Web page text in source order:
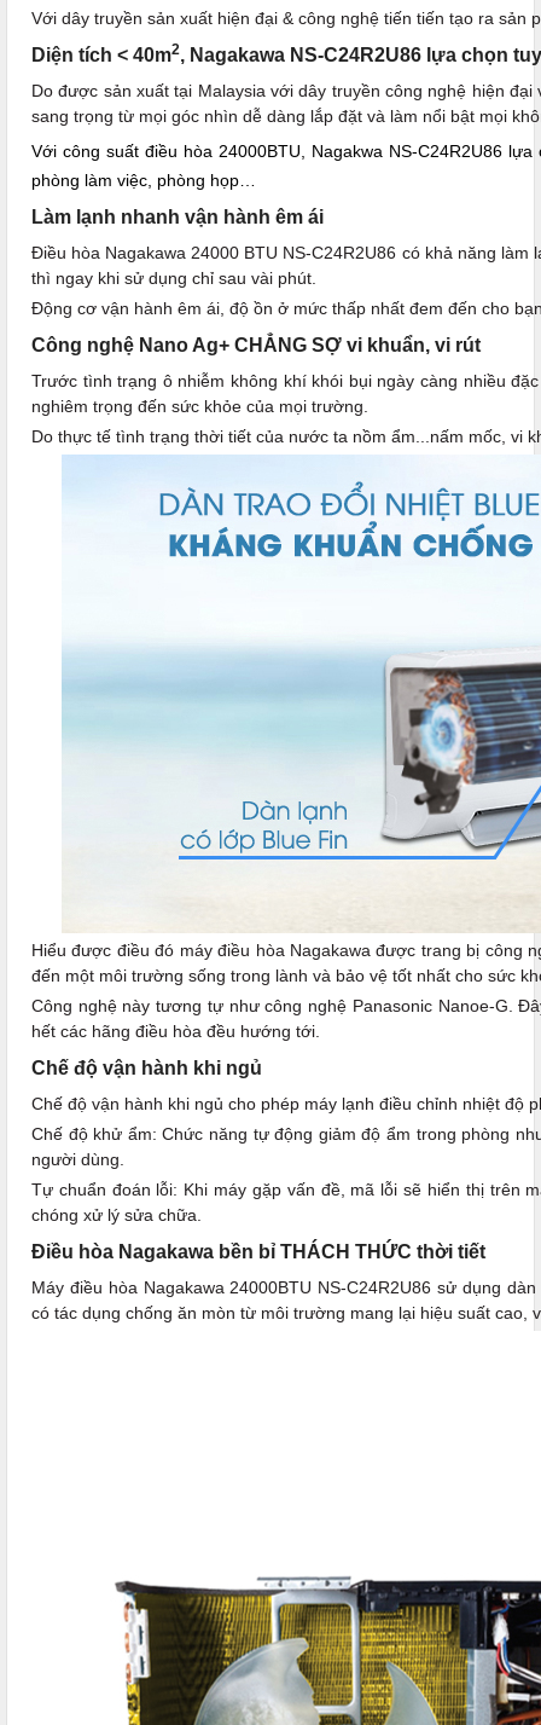
Với dây truyền sản xuất hiện đại & công nghệ tiến tiến tạo ra sản
Diện tích < 40m2, Nagakawa NS-C24R2U86 lựa chọn
Do được sản xuất tại Malaysia với dây truyền công nghệ hiện
sang trọng từ mọi góc nhìn dễ dàng lắp đặt và làm nổi bật mọi
Với công suất điều hòa 24000BTU, Nagakwa NS-C24R2U86
phòng làm việc, phòng họp…
Làm lạnh nhanh vận hành êm ái
Điều hòa Nagakawa 24000 BTU NS-C24R2U86 có khả năng
thì ngay khi sử dụng chỉ sau vài phút.
Động cơ vận hành êm ái, độ ồn ở mức thấp nhất đem đến cho
Công nghệ Nano Ag+ CHẲNG SỢ vi khuẩn, vi rút
Trước tình trạng ô nhiễm không khí khói bụi ngày càng nhiều
nghiêm trọng đến sức khỏe của mọi trường.
Do thực tế tình trạng thời tiết của nước ta nồm ẩm...nấm mốc, vi
Hiểu được điều đó máy điều hòa Nagakawa được trang bị công
đến một môi trường sống trong lành và bảo vệ tốt nhất cho sức
Công nghệ này tương tự như công nghệ Panasonic Nanoe-G.
hết các hãng điều hòa đều hướng tới.
Chế độ vận hành khi ngủ
Chế độ vận hành khi ngủ cho phép máy lạnh điều chỉnh nhiệt độ
Chế độ khử ẩm: Chức năng tự động giảm độ ẩm trong phòng
người dùng.
Tự chuẩn đoán lỗi: Khi máy gặp vấn đề, mã lỗi sẽ hiển thị trên
chóng xử lý sửa chữa.
Điều hòa Nagakawa bền bỉ THÁCH THỨC thời tiết
Máy điều hòa Nagakawa 24000BTU NS-C24R2U86 sử dụng
có tác dụng chống ăn mòn từ môi trường mang lại hiệu suất cao,